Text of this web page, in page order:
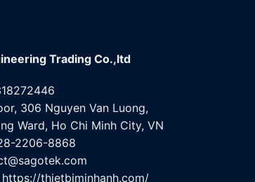
Trading Co.,ltd
306 Nguyen Van Luong,
Ward, Ho Chi Minh City, VN
2206-8868
https://thietbiminhanh.com/